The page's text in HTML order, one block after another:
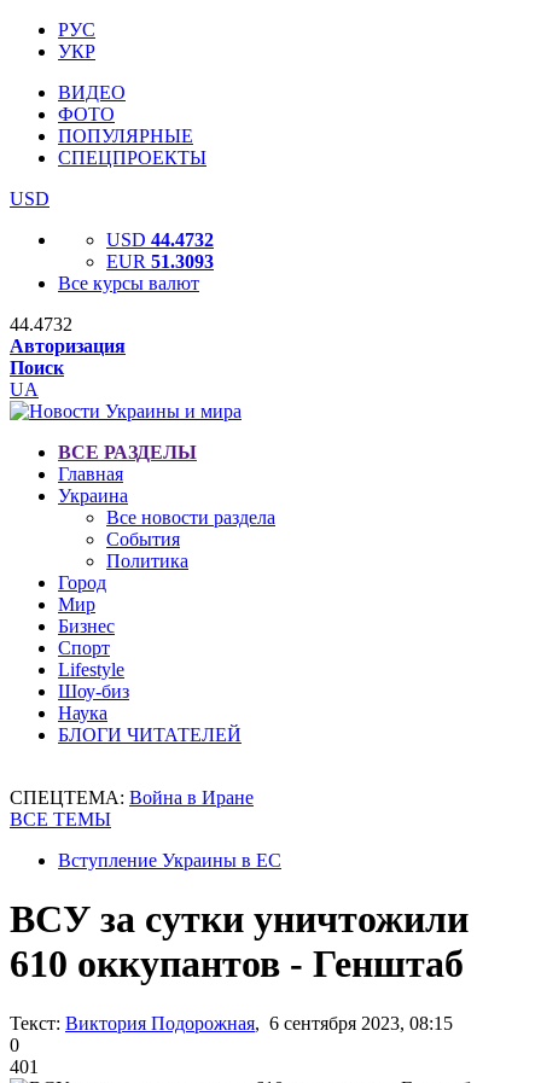
РУС
УКР
ВИДЕО
ФОТО
ПОПУЛЯРНЫЕ
СПЕЦПРОЕКТЫ
USD
USD 44.4732
EUR 51.3093
Все курсы валют
44.4732
Авторизация
Поиск
UA
ВСЕ РАЗДЕЛЫ
Главная
Украина
Все новости раздела
События
Политика
Город
Мир
Бизнес
Спорт
Lifestyle
Шоу-биз
Наука
БЛОГИ ЧИТАТЕЛЕЙ
СПЕЦТЕМА: Война в Иране
ВСЕ ТЕМЫ
Вступление Украины в ЕС
ВСУ за сутки уничтожили
610 оккупантов - Генштаб
Текст: Виктория Подорожная, 6 сентября 2023, 08:15
0
401